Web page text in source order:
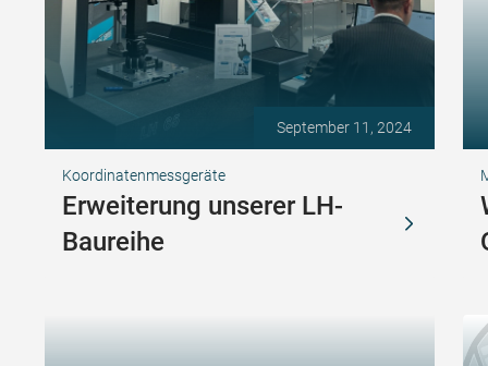
September 11, 2024
Koordinatenmessgeräte
Erweiterung unserer LH-
Baureihe